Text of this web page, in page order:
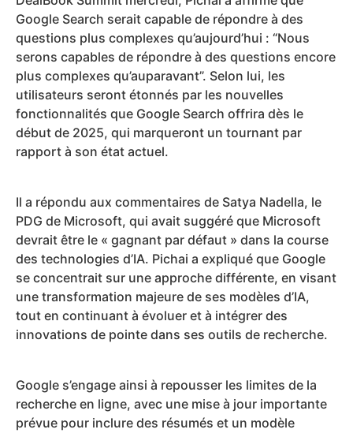
Google Search serait capable de répondre à des
questions plus complexes qu’aujourd’hui : “Nous
serons capables de répondre à des questions encore
plus complexes qu’auparavant”. Selon lui, les
utilisateurs seront étonnés par les nouvelles
fonctionnalités que Google Search offrira dès le
début de 2025, qui marqueront un tournant par
rapport à son état actuel.
Il a répondu aux commentaires de Satya Nadella, le
PDG de Microsoft, qui avait suggéré que Microsoft
devrait être le « gagnant par défaut » dans la course
des technologies d’IA. Pichai a expliqué que Google
se concentrait sur une approche différente, en visant
une transformation majeure de ses modèles d’IA,
tout en continuant à évoluer et à intégrer des
innovations de pointe dans ses outils de recherche.
Google s’engage ainsi à repousser les limites de la
recherche en ligne, avec une mise à jour importante
prévue pour inclure des résumés et un modèle